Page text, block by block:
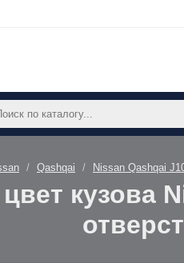
Qashqai Nissan Qashqai
кузова